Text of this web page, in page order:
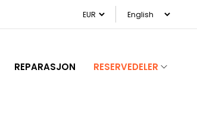
REPARASJON RESERVEDELER